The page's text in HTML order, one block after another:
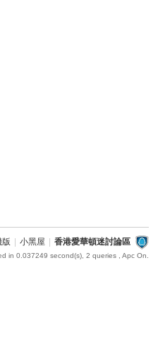
版 小黑屋 香港愛華頓迷討論區
in 0.037249 second(s), 2 queries , Apc On.